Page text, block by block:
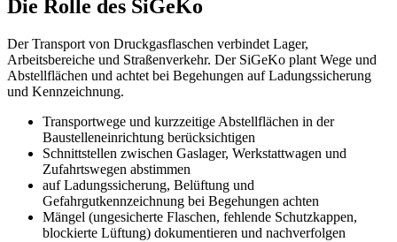
Die Rolle des SiGeKo
Der Transport von Druckgasflaschen verbindet Lager,
Arbeitsbereiche und Straßenverkehr. Der SiGeKo plant Wege und
Abstellflächen und achtet bei Begehungen auf Ladungssicherung
und Kennzeichnung.
Transportwege und kurzzeitige Abstellflächen in der
Baustelleneinrichtung berücksichtigen
Schnittstellen zwischen Gaslager, Werkstattwagen und
Zufahrtswegen abstimmen
auf Ladungssicherung, Belüftung und
Gefahrgutkennzeichnung bei Begehungen achten
Mängel (ungesicherte Flaschen, fehlende Schutzkappen,
blockierte Lüftung) dokumentieren und nachverfolgen